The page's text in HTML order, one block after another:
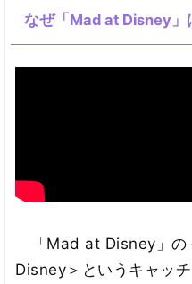
なぜ「Mad at Disney」
「Mad at Disney」の
Disney＞というキャッ